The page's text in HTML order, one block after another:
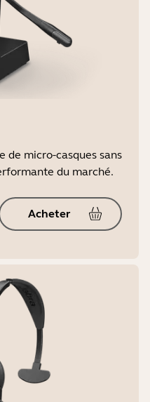
de micro-casques sans
du marché.
Acheter